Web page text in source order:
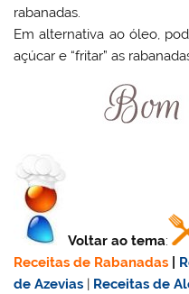
rabanadas.
Em alternativa ao óleo,
açúcar e “fritar” as
Voltar ao tema:
Receitas de Rabanadas
de Azevias | Receitas de